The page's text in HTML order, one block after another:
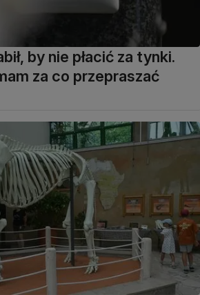
by nie płacić za tynki.
za co przepraszać